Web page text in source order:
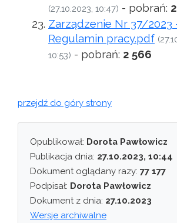
(27.10.2023, 10:47) - pobrań:
Zarządzenie Nr 37/2023
Regulamin pracy.pdf
10:53) - pobrań: 2 566
przejdź do góry strony
Opublikował: Dorota Pawłowicz
Publikacja dnia: 27.10.2023, 10:44
Dokument oglądany razy: 77 177
Podpisał: Dorota Pawłowicz
Dokument z dnia: 27.10.2023
Wersje archiwalne